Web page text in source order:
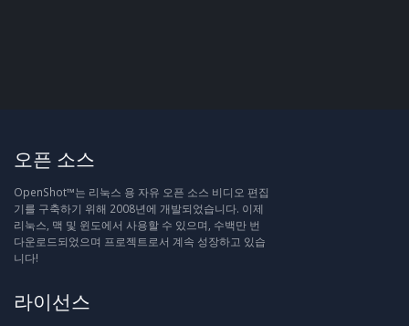
오픈 소스
OpenShot™는 리눅스 용 자유 오픈 소스 비디오 편집
기를 구축하기 위해 2008년에 개발되었습니다. 이제
리눅스, 맥 및 윈도에서 사용할 수 있으며, 수백만 번
다운로드되었으며 프로젝트로서 계속 성장하고 있습
니다!
라이선스